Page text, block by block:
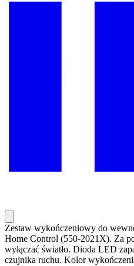
Zestaw wykończeniowy do
Home Control (550-2021X). Za
wyłączać światło. Dioda LED
czujnika ruchu. Kolor